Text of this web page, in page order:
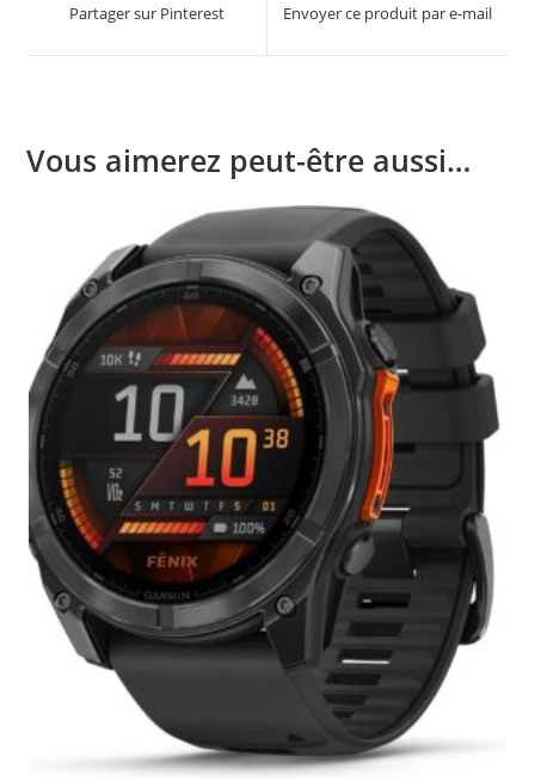
new
Partager sur Pinterest
new
Envoyer ce produit par e-mail
Vous aimerez peut-être aussi…